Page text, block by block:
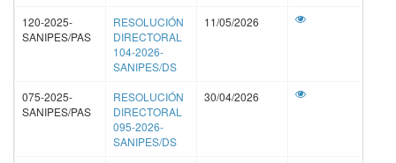
120-2025-
SANIPES/PAS
RESOLUCIÓN
DIRECTORAL
104-2026-
SANIPES/DS
11/05/2026
075-2025-
SANIPES/PAS
RESOLUCIÓN
DIRECTORAL
095-2026-
SANIPES/DS
30/04/2026